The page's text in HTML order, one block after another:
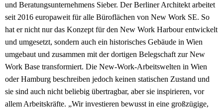
und Beratungsunternehmens Sieber. Der Berliner Architekt arbeitet
seit 2016 europaweit für alle Büroflächen von New Work SE. So
hat er nicht nur das Konzept für den New Work Harbour entwickelt
und umgesetzt, sondern auch ein historisches Gebäude in Wien
umgebaut und zusammen mit der dortigen Belegschaft zur New
Work Base transformiert. Die New-Work-Arbeitswelten in Wien
oder Hamburg beschreiben jedoch keinen statischen Zustand und
sie sind auch nicht beliebig übertragbar, aber sie inspirieren, vor
allem Arbeitskräfte. „Wir investieren bewusst in eine großzügige,